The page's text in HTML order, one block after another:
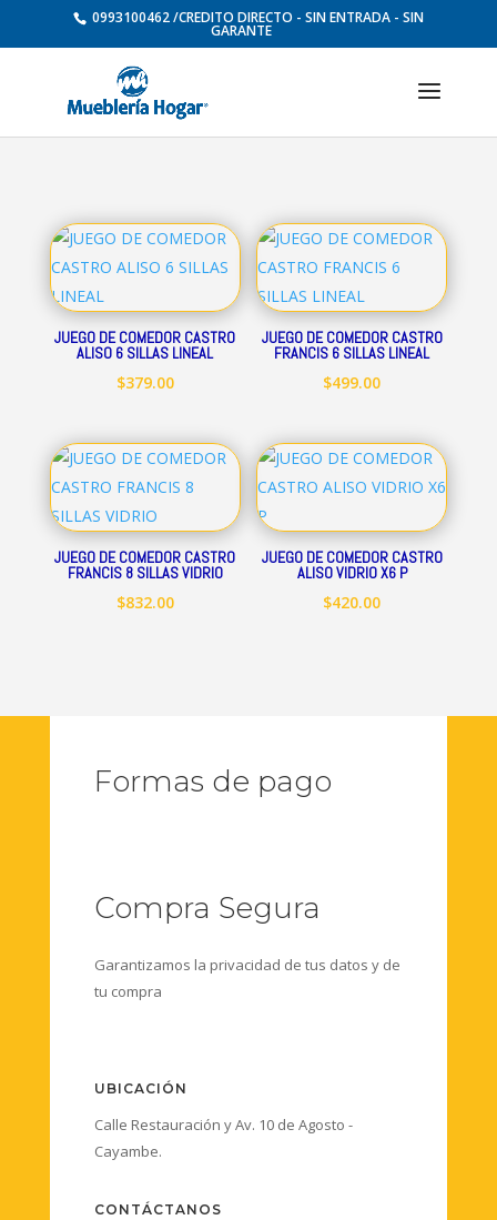
0993100462 /CREDITO DIRECTO - SIN ENTRADA - SIN
GARANTE
JUEGO DE COMEDOR CASTRO
ALISO 6 SILLAS LINEAL
$379.00
JUEGO DE COMEDOR CASTRO
FRANCIS 6 SILLAS LINEAL
$499.00
JUEGO DE COMEDOR CASTRO
FRANCIS 8 SILLAS VIDRIO
$832.00
JUEGO DE COMEDOR CASTRO
ALISO VIDRIO X6 P
$420.00
Formas de pago
Compra Segura
Garantizamos la privacidad de tus datos y de
tu compra
UBICACIÓN
Calle Restauración y Av. 10 de Agosto -
Cayambe.
CONTÁCTANOS